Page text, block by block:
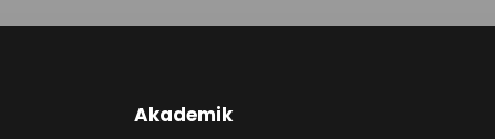
Akademik